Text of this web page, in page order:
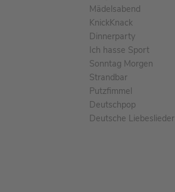
Mädelsabend
KnickKnack
Dinnerparty
Ich hasse Sport
Sonntag Morgen
Strandbar
Putzfimmel
Deutschpop
Deutsche Liebeslieder